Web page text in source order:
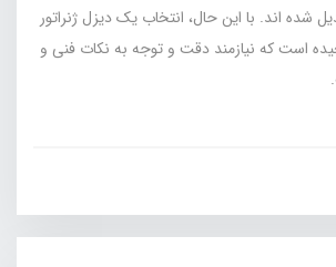
شده‌ اند. با این حال، انتخاب یک دیزل ژنراتور
است که نیازمند دقت و توجه به نکات فنی و